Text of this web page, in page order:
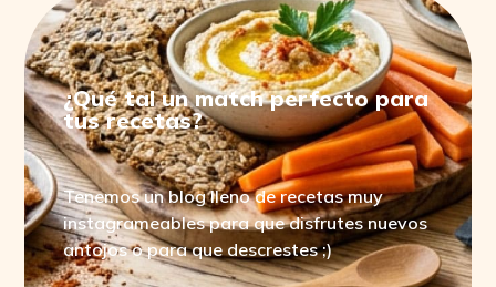
¿Qué tal un match perfecto para
tus recetas?
Tenemos un blog lleno de recetas muy
instagrameables para que disfrutes nuevos
antojos o para que descrestes ;)